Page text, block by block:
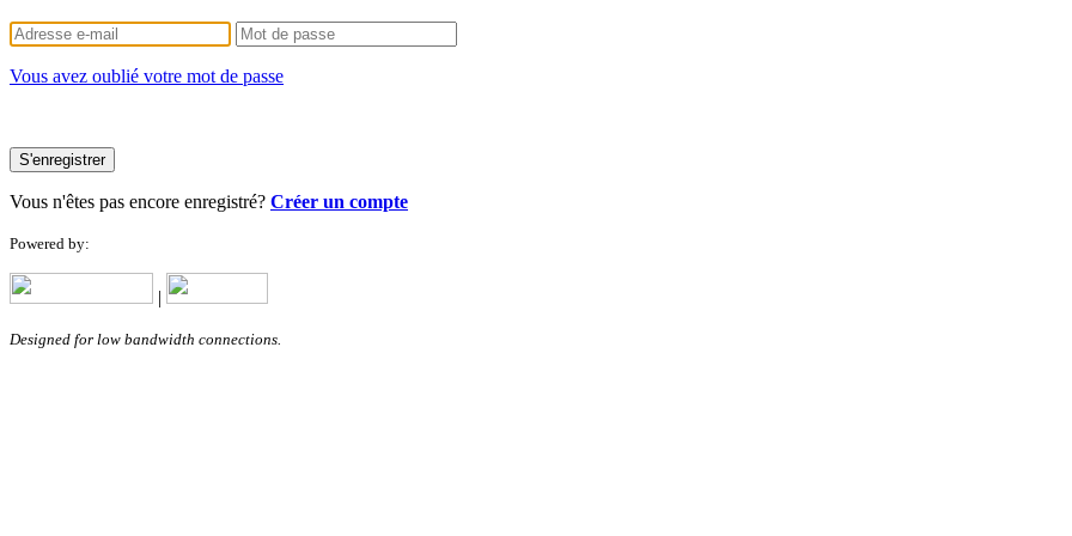
Vous avez oublié votre mot de passe
S'enregistrer
Vous n'êtes pas encore enregistré? Créer un compte
Powered by:
|
Designed for low bandwidth connections.